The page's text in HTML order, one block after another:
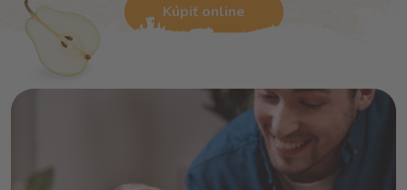
Kúpiť online